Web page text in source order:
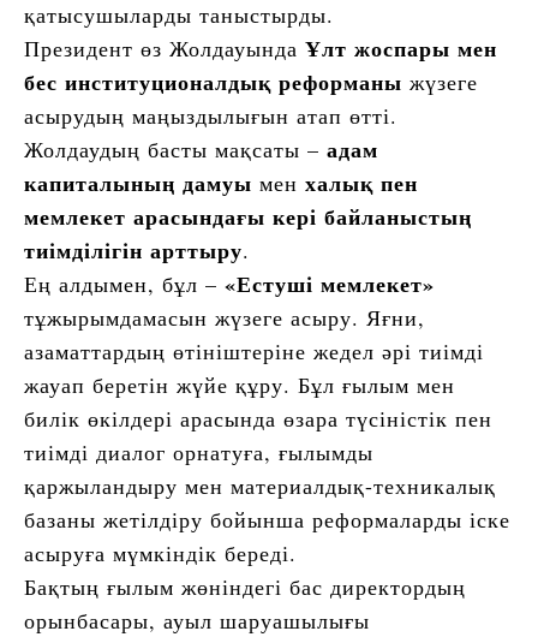
қатысушыларды таныстырды.
Президент өз Жолдауында Ұлт жоспары мен
бес институционалдық реформаны жүзеге
асырудың маңыздылығын атап өтті.
Жолдаудың басты мақсаты – адам
капиталының дамуы мен халық пен
мемлекет арасындағы кері байланыстың
тиімділігін арттыру.
Ең алдымен, бұл – «Естуші мемлекет»
тұжырымдамасын жүзеге асыру. Яғни,
азаматтардың өтініштеріне жедел әрі тиімді
жауап беретін жүйе құру. Бұл ғылым мен
билік өкілдері арасында өзара түсіністік пен
тиімді диалог орнатуға, ғылымды
қаржыландыру мен материалдық-техникалық
базаны жетілдіру бойынша реформаларды іске
асыруға мүмкіндік береді.
Бақтың ғылым жөніндегі бас директордың
орынбасары, ауыл шаруашылығы